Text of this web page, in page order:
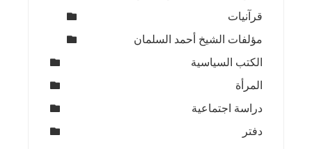
قرآنيات
مؤلفات الشيخ أحمد السلمان
الكتب السياسية
المرأة
دراسة اجتماعية
دفتر